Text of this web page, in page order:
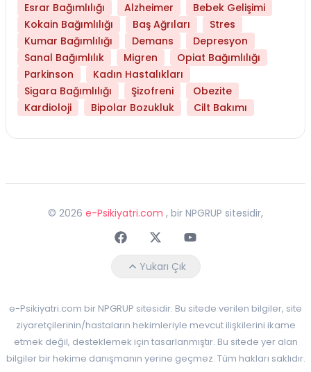
Esrar Bağımlılığı
Alzheimer
Bebek Gelişimi
Kokain Bağımlılığı
Baş Ağrıları
Stres
Kumar Bağımlılığı
Demans
Depresyon
Sanal Bağımlılık
Migren
Opiat Bağımlılığı
Parkinson
Kadın Hastalıkları
Sigara Bağımlılığı
Şizofreni
Obezite
Kardioloji
Bipolar Bozukluk Cilt Bakımı
© 2026 e-Psikiyatri.com , bir NPGRUP sitesidir,
FaceebokTwitterYoutube
Yukarı Çık
e-Psikiyatri.com bir NPGRUP sitesidir. Bu sitede verilen bilgiler, site
ziyaretçilerinin/hastaların hekimleriyle mevcut ilişkilerini ikame
etmek değil, desteklemek için tasarlanmıştır. Bu sitede yer alan
bilgiler bir hekime danışmanın yerine geçmez. Tüm hakları saklıdır.